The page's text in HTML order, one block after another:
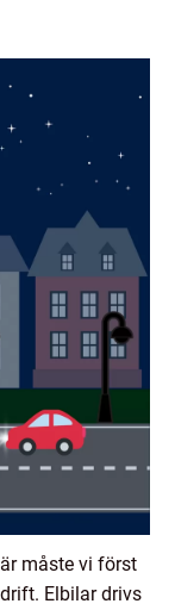
måste vi först
Elbilar drivs